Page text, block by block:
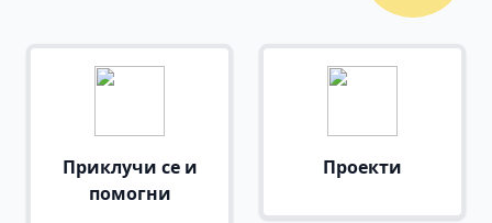
Приклучи се и
помогни
Проекти